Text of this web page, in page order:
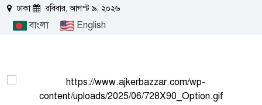
ঢাকা রবিবার, আগস্ট ৯, ২০২৬
বাংলা English